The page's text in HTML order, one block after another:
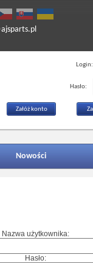
Login:
Hasło:
Załóż konto
Nowości
Nazwa użytkownika:
Hasło: